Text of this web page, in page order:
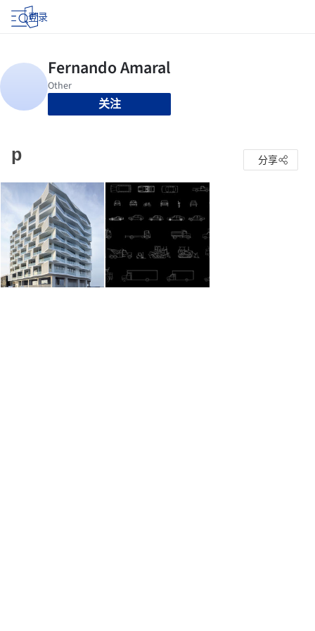
登录
关注
p 分享